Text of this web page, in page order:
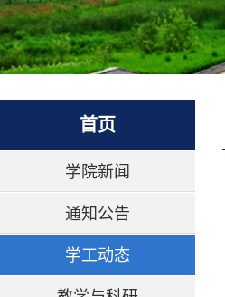
首页
学院新闻
通知公告
学工动态